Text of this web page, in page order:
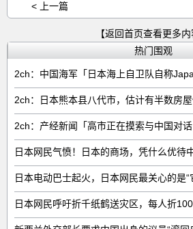
< 上一篇
【返回首页查看更多内
热门围观
2ch：中国海军「日本海上自卫队自称
2ch：日本熊本县八代市，估计有半数房
日本电动巴士起火，日本网民最关心的是“
日本网民呼吁折千纸鹤送灾区，每人折